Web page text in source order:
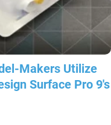
Makers Utilize
Surface Pro 9's